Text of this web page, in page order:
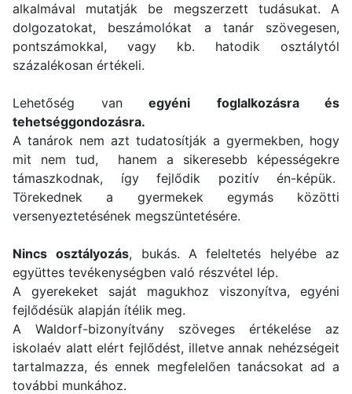
alkalmával mutatják be megszerzett tudásukat. A
dolgozatokat, beszámolókat a tanár szövegesen,
pontszámokkal, vagy kb. hatodik osztálytól
százalékosan értékeli.
Lehetőség van egyéni
foglalkozásra és
tehetséggondozásra.
A tanárok nem azt tudatosítják a gyermekben, hogy
mit nem tud, hanem a sikeresebb képességekre
támaszkodnak, így fejlődik pozitív én-képük.
Törekednek a gyermekek egymás közötti
versenyeztetésének megszüntetésére.
Nincs osztályozás, bukás. A feleltetés helyébe az
együttes tevékenységben való részvétel lép.
A gyerekeket saját magukhoz viszonyítva, egyéni
fejlődésük alapján ítélik meg.
A Waldorf-bizonyítvány szöveges értékelése az
iskolaév alatt elért fejlődést, illetve annak nehézségeit
tartalmazza, és ennek megfelelően tanácsokat ad a
további munkához.